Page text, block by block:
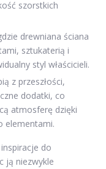
szorstkich
drewniana ściana
sztukaterią i
styl właścicieli.
z przeszłości,
dodatki, co
atmosferę dzięki
elementami.
do
ją niezwykle